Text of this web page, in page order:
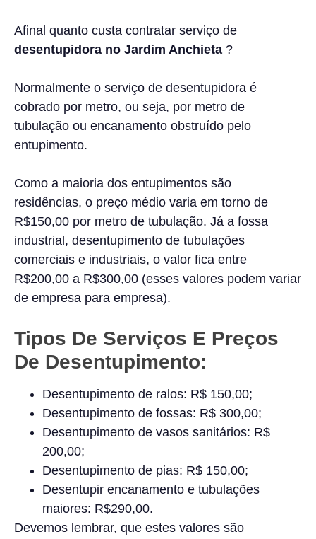
Afinal quanto custa contratar serviço de
desentupidora no Jardim Anchieta ?
Normalmente o serviço de desentupidora é
cobrado por metro, ou seja, por metro de
tubulação ou encanamento obstruído pelo
entupimento.
Como a maioria dos entupimentos são
residências, o preço médio varia em torno de
R$150,00 por metro de tubulação. Já a fossa
industrial, desentupimento de tubulações
comerciais e industriais, o valor fica entre
R$200,00 a R$300,00 (esses valores podem variar
de empresa para empresa).
Tipos De Serviços E Preços
De Desentupimento:
Desentupimento de ralos: R$ 150,00;
Desentupimento de fossas: R$ 300,00;
Desentupimento de vasos sanitários: R$
200,00;
Desentupimento de pias: R$ 150,00;
Desentupir encanamento e tubulações
maiores: R$290,00.
Devemos lembrar, que estes valores são